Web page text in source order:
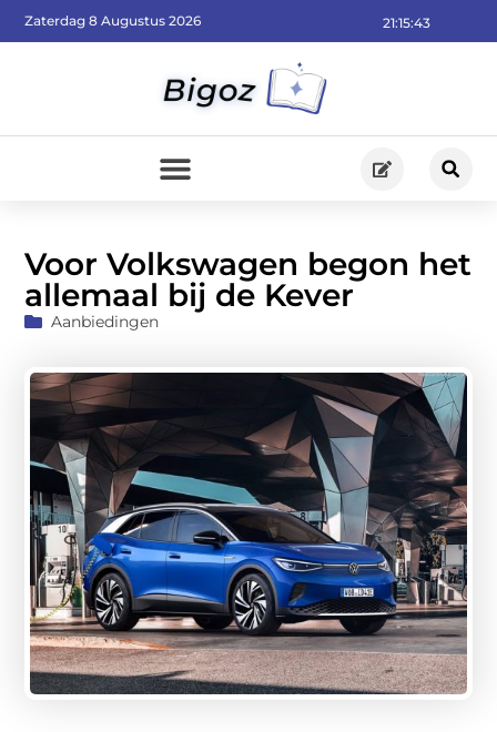
21:15:45
Zaterdag 8 Augustus 2026
Voor Volkswagen begon het
allemaal bij de Kever
Aanbiedingen